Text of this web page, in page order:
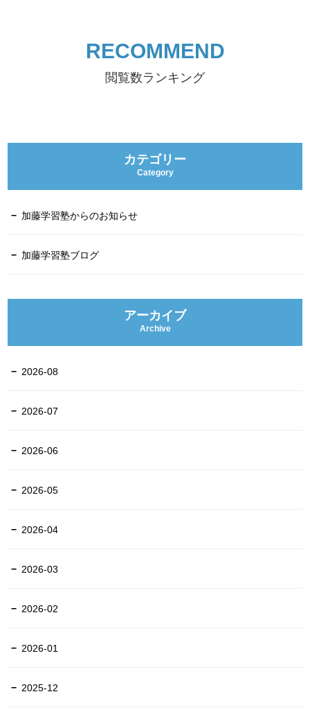
RECOMMEND
閲覧数ランキング
カテゴリー
Category
加藤学習塾からのお知らせ
加藤学習塾ブログ
アーカイブ
Archive
2026-08
2026-07
2026-06
2026-05
2026-04
2026-03
2026-02
2026-01
2025-12